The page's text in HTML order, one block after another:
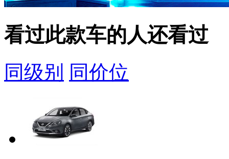
看过此款车的人还看过
同级别 同价位